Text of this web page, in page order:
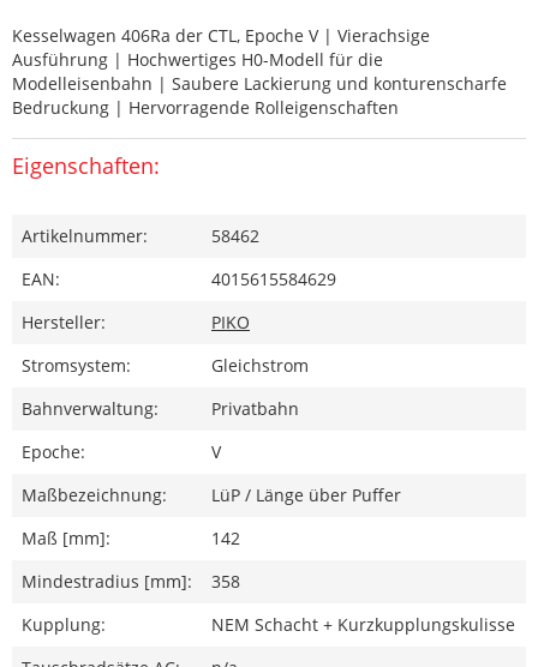
Kesselwagen 406Ra der CTL, Epoche V | Vierachsige
Ausführung | Hochwertiges H0-Modell für die
Modelleisenbahn | Saubere Lackierung und konturenscharfe
Bedruckung | Hervorragende Rolleigenschaften
Eigenschaften:
Artikelnummer:
58462
EAN:
4015615584629
Hersteller:
PIKO
Stromsystem:
Gleichstrom
Bahnverwaltung:
Privatbahn
Epoche:
V
Maßbezeichnung:
LüP / Länge über Puffer
Maß [mm]:
142
Mindestradius [mm]:
358
Kupplung:
NEM Schacht + Kurzkupplungskulisse